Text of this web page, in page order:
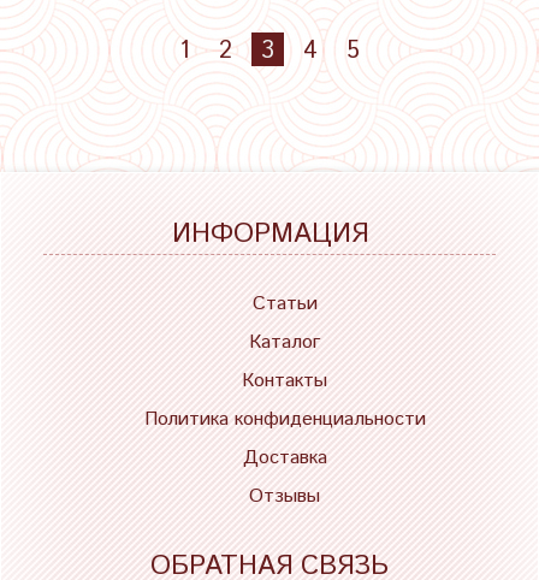
1 2 3 4 5
ИНФОРМАЦИЯ
Статьи
Каталог
Контакты
Политика конфиденциальности
Доставка
Отзывы
ОБРАТНАЯ СВЯЗЬ